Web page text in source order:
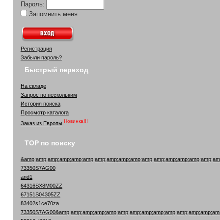
Пароль:
Запомнить меня
Регистрация
Забыли пароль?
Быстрый переход
На складе
Запрос по нескольким
История поиска
Просмотр каталога
Заказ из Европы Новинка!!!
TOP по поиску
73350S7AG00
and1
64316SX8M00ZZ
67151S04305ZZ
83402s1ce70za